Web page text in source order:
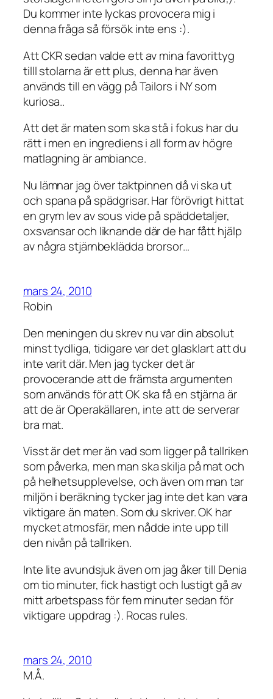
Du kommer inte lyckas provocera mig i
denna fråga så försök inte ens :).
Att CKR sedan valde ett av mina favorittyg
tilll stolarna är ett plus, denna har även
används till en vägg på Tailors i NY som
kuriosa..
Att det är maten som ska stå i fokus har du
rätt i men en ingrediens i all form av högre
matlagning är ambiance.
Nu lämnar jag över taktpinnen då vi ska ut
och spana på spädgrisar. Har förövrigt hittat
en grym lev av sous vide på späddetaljer,
oxsvansar och liknande där de har fått hjälp
av några stjärnbeklädda brorsor…
mars 24, 2010
Robin
Den meningen du skrev nu var din absolut
minst tydliga, tidigare var det glasklart att du
inte varit där. Men jag tycker det är
provocerande att de främsta argumenten
som används för att OK ska få en stjärna är
att de är Operakällaren, inte att de serverar
bra mat.
Visst är det mer än vad som ligger på tallriken
som påverka, men man ska skilja på mat och
på helhetsupplevelse, och även om man tar
miljön i beräkning tycker jag inte det kan vara
viktigare än maten. Som du skriver. OK har
mycket atmosfär, men nådde inte upp till
den nivån på tallriken.
Inte lite avundsjuk även om jag åker till Denia
om tio minuter, fick hastigt och lustigt gå av
mitt arbetspass för fem minuter sedan för
viktigare uppdrag :). Rocas rules.
mars 24, 2010
M.Å.